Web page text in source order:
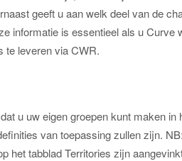
geeft u aan welk deel van de
informatie is essentieel als u Curve
te leveren via CWR.
u uw eigen groepen kunt maken in
van toepassing zullen zijn.
het tabblad Territories zijn